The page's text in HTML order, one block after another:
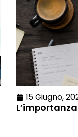
15 Giugno,